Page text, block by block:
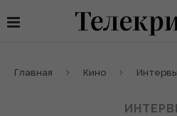
Главная Кино